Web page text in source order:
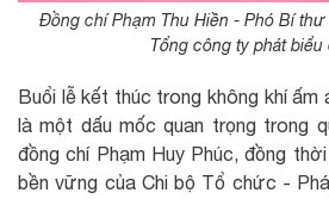
Đồng chí Phạm Thu Hiền - Phó Bí
Tổng công ty phát biểu
Buổi lễ kết thúc trong không khí
là một dấu mốc quan trọng trong
đồng chí Phạm Huy Phúc, đồng
bền vững của Chi bộ Tổ chức -